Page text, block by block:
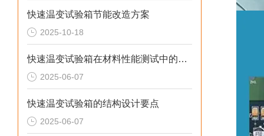
快速温变试验箱节能改造方案
2025-10-18
快速温变试验箱在材料性能测试中的重要作用
2025-06-07
快速温变试验箱的结构设计要点
2025-06-07